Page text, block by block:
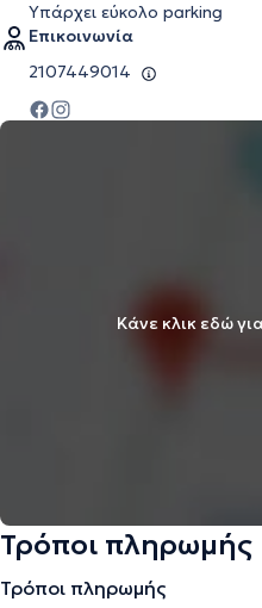
Υπάρχει εύκολο parking
Επικοινωνία
2107449014
Κάνε κλικ εδώ
Τρόποι πληρωμής
Τρόποι πληρωμής